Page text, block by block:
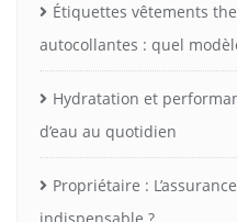
Étiquettes vêtements
autocollantes : quel
Hydratation et
d’eau au quotidien
Propriétaire :
indispensable ?